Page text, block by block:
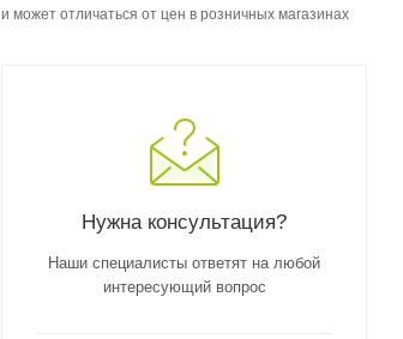
и может отличаться от цен в розничных магазинах
Нужна консультация?
Наши специалисты ответят на любой
интересующий вопрос